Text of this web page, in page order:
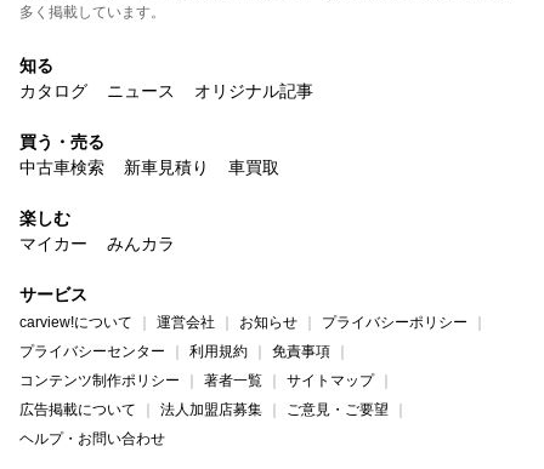
多く掲載しています。
知る
カタログ
ニュース オリジナル記事
買う・売る
中古車検索
新車見積り 車買取
楽しむ
マイカー
みんカラ
サービス
carview!について 運営会社 お知らせ
プライバシーポリシー
プライバシーセンター
利用規約
免責事項
コンテンツ制作ポリシー
著者一覧
サイトマップ
広告掲載について
法人加盟店募集
ご意見・ご要望
ヘルプ・お問い合わせ